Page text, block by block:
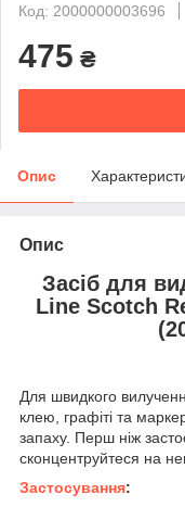
Код: 2000000003696
475 ₴
Опис
Опис
Засіб для
Line Scotch
(
Для швидкого
клею, графіті та
запаху. Перш ніж
сконцентруйтеся на
Застосування: